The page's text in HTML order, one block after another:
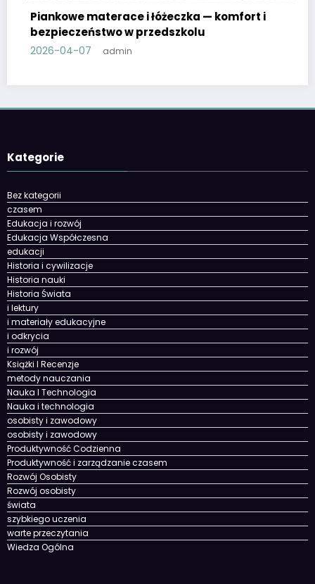
— komfort i
materiały plastyczne
Kategorie
Bez kategorii
czasem
Edukacja i rozwój
Edukacja Współczesna
edukacji
Historia i cywilizacje
Historia nauki
Historia Świata
i lektury
i materiały edukacyjne
i odkrycia
i rozwój
Książki I Recenzje
metody nauczania
Nauka I Technologia
Nauka i technologia
osobisty i zawodowy
osobisty i zawodowy
Produktywność Codzienna
Produktywność i zarządzanie czasem
Rozwój Osobisty
Rozwój osobisty
świata